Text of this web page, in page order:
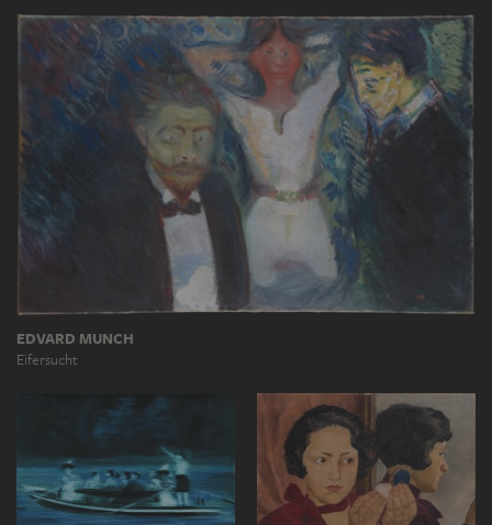
EDVARD MUNCH
Eifersucht